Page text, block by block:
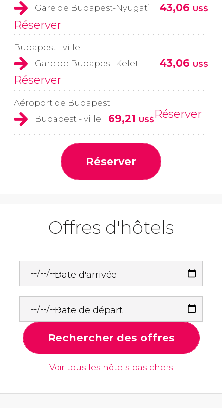
Gare de Budapest-Nyugati
43,06 US$
Réserver
Budapest - ville
Gare de Budapest-Keleti
43,06 US$
Réserver
Aéroport de Budapest
Budapest - ville
69,21 US$Réserver
Réserver
Offres d'hôtels
Date d'arrivée
Date de départ
Rechercher des offres
Voir tous les hôtels pas chers